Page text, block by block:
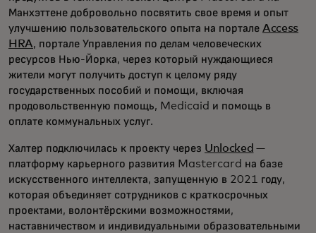
Манхэттене добровольно посвятить свое время и опыт
улучшению пользовательского опыта на портале Access
HRA, портале Управления по делам человеческих
ресурсов Нью-Йорка, через который нуждающиеся
жители могут получить доступ к целому ряду
государственных пособий и помощи, включая
продовольственную помощь, Medicaid и помощь в
оплате коммунальных услуг.
Халтер подключилась к проекту через Unlocked —
платформу карьерного развития Mastercard на базе
искусственного интеллекта, запущенную в 2021 году,
которая объединяет сотрудников с краткосрочных
проектами, волонтёрскими возможностями,
наставничеством и индивидуальными образовательными